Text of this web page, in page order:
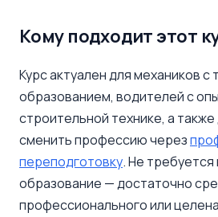
Кому подходит этот
Курс актуален для механиков с
образованием, водителей с
строительной технике, а также
сменить профессию через
переподготовку. Не
образование — достаточно
профессионального или